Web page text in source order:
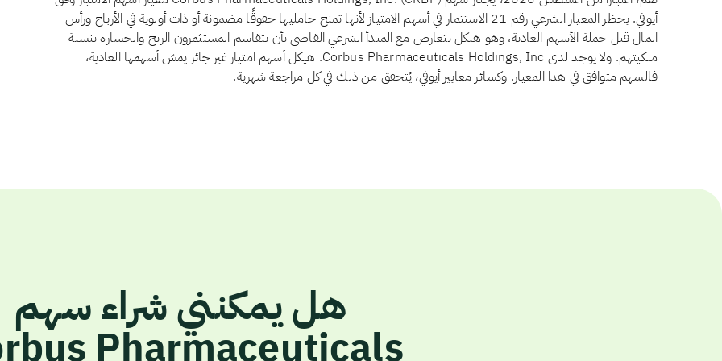
أيوفي. يحظر المعيار الشرعي رقم 21 الاستثمار في أسهم الامتياز لأنها تمنح حامليها حقوقًا مضمونة أو ذات أولوية في الأرباح ورأس
المال قبل حملة الأسهم العادية، وهو هيكل يتعارض مع المبدأ الشرعي القاضي بأن يتقاسم المستثمرون الربح والخسارة بنسبة
ملكيتهم. ولا يوجد لدى Corbus Pharmaceuticals Holdings, Inc. هيكل أسهم امتياز غير جائز يمسّ أسهمها العادية،
فالسهم متوافق في هذا المعيار. وكسائر معايير أيوفي، يُتحقق من ذلك في كل مراجعة شهرية.
هل يمكنني شراء سهم
Pharmaceuticals